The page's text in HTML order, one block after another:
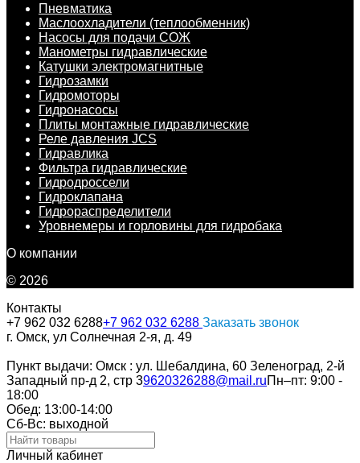
Пневматика
Маслоохладители (теплообменник)
Насосы для подачи СОЖ
Манометры гидравлические
Катушки электромагнитные
Гидрозамки
Гидромоторы
Гидронасосы
Плиты монтажные гидравлические
Реле давления JCS
Гидравлика
Фильтра гидравлические
Гидродроссели
Гидроклапана
Гидрораспределители
Уровнемеры и горловины для гидробака
О компании
© 2026
Контакты
+7 962 032 6288+7 962 032 6288 Заказать звонок
г. Омск, ул Солнечная 2-я, д. 49
Пункт выдачи: Омск : ул. Шебалдина, 60 Зеленоград, 2-й
Западный пр-д 2, стр 39620326288@mail.ruПн–пт: 9:00 -
18:00
Обед: 13:00-14:00
Cб-Вс: выходной
Личный кабинет